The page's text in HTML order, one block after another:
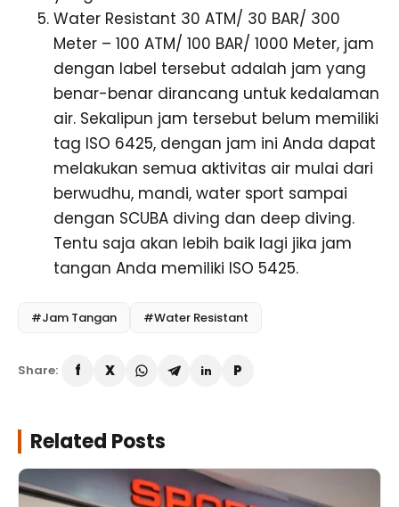
Water Resistant 30 ATM/ 30 BAR/ 300
Meter – 100 ATM/ 100 BAR/ 1000 Meter, jam
dengan label tersebut adalah jam yang
benar-benar dirancang untuk kedalaman
air. Sekalipun jam tersebut belum memiliki
tag ISO 6425, dengan jam ini Anda dapat
melakukan semua aktivitas air mulai dari
berwudhu, mandi, water sport sampai
dengan SCUBA diving dan deep diving.
Tentu saja akan lebih baik lagi jika jam
tangan Anda memiliki ISO 5425.
#Jam Tangan #Water Resistant
Share:
Related Posts